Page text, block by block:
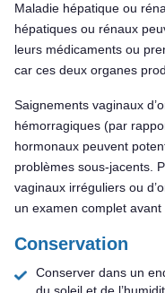
Maladie hépatique ou
hépatiques ou rénaux
leurs médicaments ou
car ces deux organes
Saignements vaginaux
hémorragiques (par
hormonaux peuvent
problèmes sous-jacents.
vaginaux irréguliers ou
un examen complet avant
Conservation
Conserver dans un